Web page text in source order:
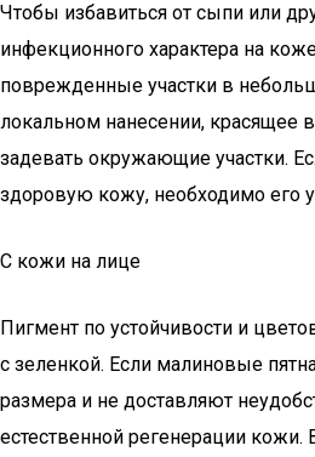
Чтобы избавиться от сыпи или
инфекционного характера на
поврежденные участки в
локальном нанесении, красящее
задевать окружающие участки.
здоровую кожу, необходимо его
С кожи на лице
Пигмент по устойчивости и
с зеленкой. Если малиновые
размера и не доставляют
естественной регенерации кожи.